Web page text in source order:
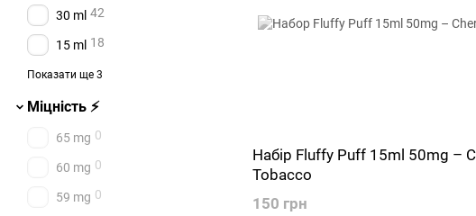
Набір Fluffy Puff 15ml 50mg –
Tobacco
150 грн
Fucked Lab
Booster
30 ml 42
15 ml 18
11 ml 0
10 ml 0
2 ml
Показати ще 3
Міцність ⚡
65 mg 0
60 mg 0
59 mg 0